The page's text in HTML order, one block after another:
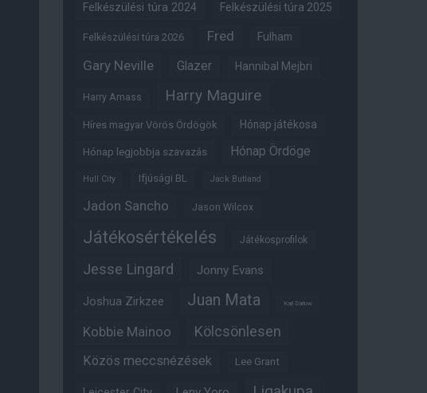
Felkészülési túra 2024 Felkészülési túra 2025
Felkészülési túra 2026 Fred Fulham
Gary Neville Glazer Hannibal Mejbri
Harry Amass Harry Maguire
Híres magyar Vörös Ördögök Hónap játékosa
Hónap legjobbja szavazás Hónap Ördöge
Hull City Ifjúsági BL Jack Butland
Jadon Sancho Jason Wilcox
Játékosértékelés Játékosprofilok
Jesse Lingard Jonny Evans
Joshua Zirkzee Juan Mata Karl Darlow
Kobbie Mainoo Kölcsönlesen
Közös meccsnézések Lee Grant